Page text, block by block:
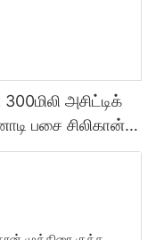
அசிட்டிக்
பசை சிலிகான்